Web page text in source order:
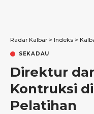
Radar Kalbar > Indeks >
SEKADAU
Direktur
Kontruksi
Pelatihan